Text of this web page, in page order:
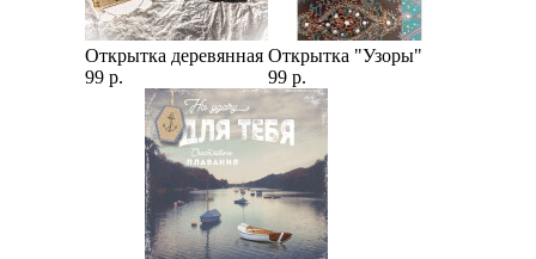
Открытка деревянная
99 р.
Открытка "Узоры"
99 р.